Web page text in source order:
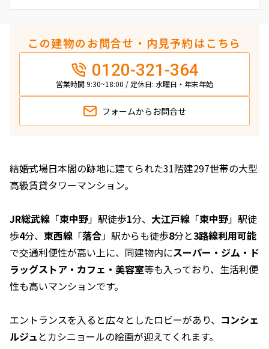
この建物のお問合せ・内見予約はこちら
0120-321-364
営業時間 9:30~18:00 / 定休日: 水曜日・年末年始
フォームから お問合せ
結婚式場日本閣の跡地に建てられた31階建297世帯の大型
高級賃貸タワーマンション。
JR総武線 「東中野」駅徒歩1分、 大江戸線 「東中野」駅徒
歩4分、 東西線 「落合」駅からも徒歩8分と3路線利用可能
で交通利便性が高い上に、同建物内にスーパー・ジム・ド
ラッグストア・カフェ・美容室等も入っており、生活利便
性も高いマンションです。
エントランスを入ると広々としたロビーがあり、 コンシェ
ルジュ とカシニョールの絵画が迎えてくれます。